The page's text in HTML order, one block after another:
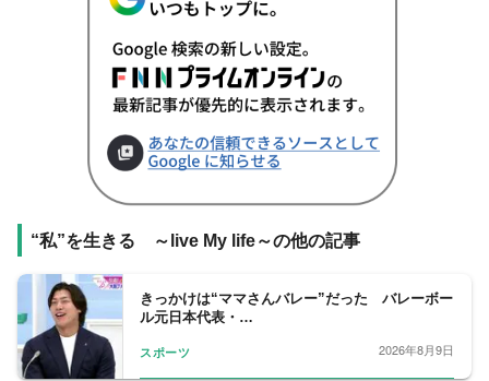
“私”を生きる ～live My life～の他の記事
きっかけは“ママさんバレー”だった バレーボー
ル元日本代表・…
スポーツ 2026年8月9日